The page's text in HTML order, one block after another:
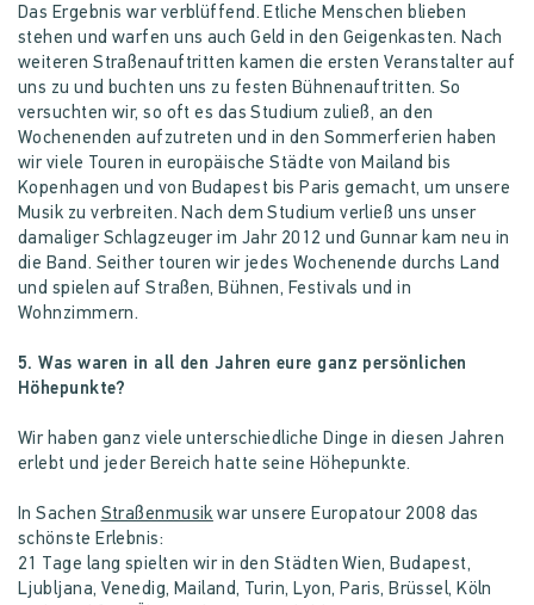
Das Ergebnis war verblüffend. Etliche Menschen blieben
stehen und warfen uns auch Geld in den Geigenkasten. Nach
weiteren Straßenauftritten kamen die ersten Veranstalter auf
uns zu und buchten uns zu festen Bühnenauftritten. So
versuchten wir, so oft es das Studium zuließ, an den
Wochenenden aufzutreten und in den Sommerferien haben
wir viele Touren in europäische Städte von Mailand bis
Kopenhagen und von Budapest bis Paris gemacht, um unsere
Musik zu verbreiten. Nach dem Studium verließ uns unser
damaliger Schlagzeuger im Jahr 2012 und Gunnar kam neu in
die Band. Seither touren wir jedes Wochenende durchs Land
und spielen auf Straßen, Bühnen, Festivals und in
Wohnzimmern.
5. Was waren in all den Jahren eure ganz persönlichen
Höhepunkte?
Wir haben ganz viele unterschiedliche Dinge in diesen Jahren
erlebt und jeder Bereich hatte seine Höhepunkte.
In Sachen Straßenmusik war unsere Europatour 2008 das
schönste Erlebnis:
21 Tage lang spielten wir in den Städten Wien, Budapest,
Ljubljana, Venedig, Mailand, Turin, Lyon, Paris, Brüssel, Köln